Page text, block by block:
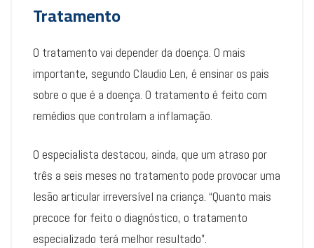
Tratamento
O tratamento vai depender da doença. O mais
importante, segundo Claudio Len, é ensinar os pais
sobre o que é a doença. O tratamento é feito com
remédios que controlam a inflamação.
O especialista destacou, ainda, que um atraso por
três a seis meses no tratamento pode provocar uma
lesão articular irreversível na criança. “Quanto mais
precoce for feito o diagnóstico, o tratamento
especializado terá melhor resultado”.